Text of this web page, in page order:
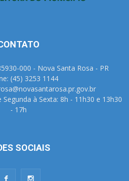
000 - Nova Santa Rosa - PR
(45) 3253 1144
à Sexta: 8h - 11h30 e 13h30
- 17h
SOCIAIS